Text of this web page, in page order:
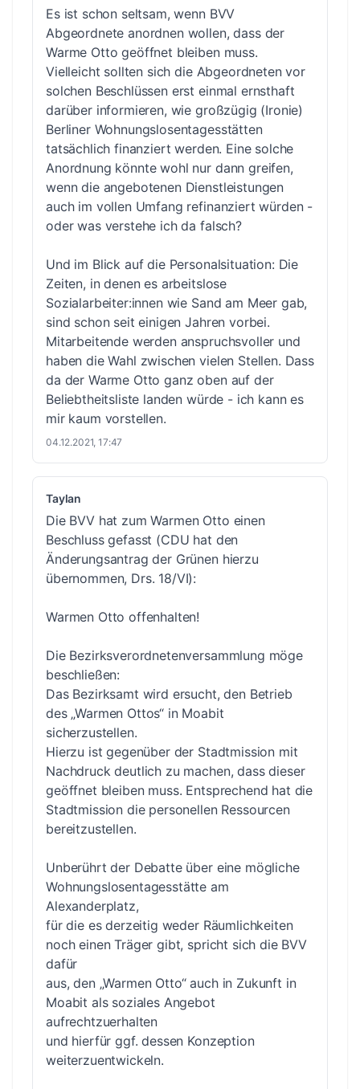
Es ist schon seltsam, wenn BVV
Abgeordnete anordnen wollen, dass der
Warme Otto geöffnet bleiben muss.
Vielleicht sollten sich die Abgeordneten vor
solchen Beschlüssen erst einmal ernsthaft
darüber informieren, wie großzügig (Ironie)
Berliner Wohnungslosentagesstätten
tatsächlich finanziert werden. Eine solche
Anordnung könnte wohl nur dann greifen,
wenn die angebotenen Dienstleistungen
auch im vollen Umfang refinanziert würden -
oder was verstehe ich da falsch?
Und im Blick auf die Personalsituation: Die
Zeiten, in denen es arbeitslose
Sozialarbeiter:innen wie Sand am Meer gab,
sind schon seit einigen Jahren vorbei.
Mitarbeitende werden anspruchsvoller und
haben die Wahl zwischen vielen Stellen. Dass
da der Warme Otto ganz oben auf der
Beliebtheitsliste landen würde - ich kann es
mir kaum vorstellen.
04.12.2021, 17:47
Taylan
Die BVV hat zum Warmen Otto einen
Beschluss gefasst (CDU hat den
Änderungsantrag der Grünen hierzu
übernommen, Drs. 18/VI):
Warmen Otto offenhalten!
Die Bezirksverordnetenversammlung möge
beschließen:
Das Bezirksamt wird ersucht, den Betrieb
des „Warmen Ottos“ in Moabit
sicherzustellen.
Hierzu ist gegenüber der Stadtmission mit
Nachdruck deutlich zu machen, dass dieser
geöffnet bleiben muss. Entsprechend hat die
Stadtmission die personellen Ressourcen
bereitzustellen.
Unberührt der Debatte über eine mögliche
Wohnungslosentagesstätte am
Alexanderplatz,
für die es derzeitig weder Räumlichkeiten
noch einen Träger gibt, spricht sich die BVV
dafür
aus, den „Warmen Otto“ auch in Zukunft in
Moabit als soziales Angebot
aufrechtzuerhalten
und hierfür ggf. dessen Konzeption
weiterzuentwickeln.